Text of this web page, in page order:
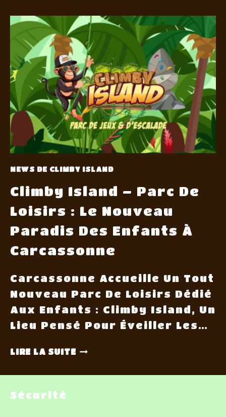
NEWS DE CLIMBY ISLAND
Climby Island – Parc De
Loisirs : Le Nouveau
Paradis Des Enfants À
Carcassonne
Carcassonne Accueille Un Tout
Nouveau Parc De Loisirs Dédié
Aux Enfants : Climby Island, Un
Lieu Pensé Pour Éveiller Les…
LIRE LA SUITE
Sécurité